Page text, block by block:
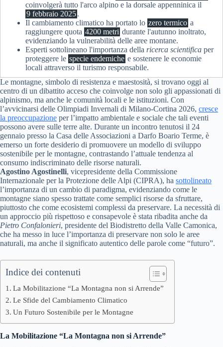
coinvolgerà tutto l'arco alpino e la dorsale appenninica il
9 febbraio 2025.
Il cambiamento climatico ha portato lo zero termico a
raggiungere quota 4200 metri durante l'autunno inoltrato,
evidenziando la vulnerabilità delle aree montane.
Esperti sottolineano l'importanza della ricerca scientifica per
proteggere le specie endemiche e sostenere le economie
locali attraverso il turismo responsabile.
Le montagne, simbolo di resistenza e maestosità, si trovano oggi al
centro di un dibattito acceso che coinvolge non solo gli appassionati di
alpinismo, ma anche le comunità locali e le istituzioni. Con
l’avvicinarsi delle Olimpiadi Invernali di Milano-Cortina 2026, cresce
la preoccupazione per l’impatto ambientale e sociale che tali eventi
possono avere sulle terre alte. Durante un incontro tenutosi il 24
gennaio presso la Casa delle Associazioni a Darfo Boario Terme, è
emerso un forte desiderio di promuovere un modello di sviluppo
sostenibile per le montagne, contrastando l’attuale tendenza al
consumo indiscriminato delle risorse naturali.
Agostino Agostinelli, vicepresidente della Commissione
Internazionale per la Protezione delle Alpi (CIPRA), ha sottolineato
l’importanza di un cambio di paradigma, evidenziando come le
montagne siano spesso trattate come semplici risorse da sfruttare,
piuttosto che come ecosistemi complessi da preservare. La necessità di
un approccio più rispettoso e consapevole è stata ribadita anche da
Pietro Confalonieri, presidente del Biodistretto della Valle Camonica,
che ha messo in luce l’importanza di preservare non solo le aree
naturali, ma anche il significato autentico delle parole come “futuro”.
Indice dei contenuti
La Mobilitazione “La Montagna non si Arrende”
Le Sfide del Cambiamento Climatico
Un Futuro Sostenibile per le Montagne
La Mobilitazione “La Montagna non si Arrende”